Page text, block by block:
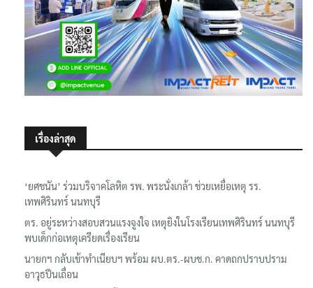
เรื่องล่าสุด
‘ยศชนัน’ ร่วมบริจาคโลหิต รพ. พระนั่งเกล้า ช่วยเหยื่อเหตุ รร.
เทพศิรินทร์ นนทบุรี
ตร. อยู่ระหว่างสอบสวนแรงจูงใจ เหตุยิงในโรงเรียนเทพศิรินทร์ นนทบุรี
พบเด็กก่อเหตุเครียดเรื่องเรียน
นายกฯ กลับเข้าทำเนียบฯ พร้อม ผบ.ตร.-ผบช.ก. คาดถกปราบปราม
อาวุธปืนเถื่อน